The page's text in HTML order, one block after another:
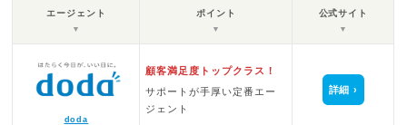
エージェント
▼
ポイント
▼
公式サイト
▼
doda
顧客満足度トップクラス！
サポートが手厚い定番エー
ジェント
詳細